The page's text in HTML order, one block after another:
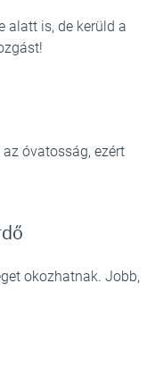
alatt is, de kerüld a
az óvatosság, ezért
okozhatnak. Jobb,